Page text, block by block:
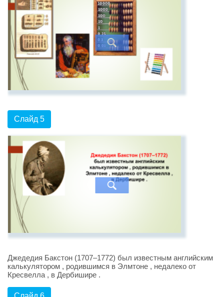
Слайд 5
Джедедия Бакстон (1707–1772) был известным английским
калькулятором , родившимся в Элмтоне , недалеко от
Кресвелла , в Дербишире .